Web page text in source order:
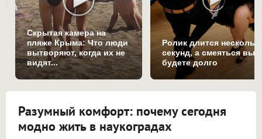
Скрытая камера на
пляже Крыма: Что люди
вытворяют, когда их не
видят...
Ролик длится
секунд, а смеяться вы
будете долго
Разумный комфорт: почему сегодня
модно жить в наукоградах